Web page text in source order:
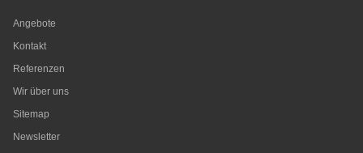
Angebote
Kontakt
Referenzen
Wir über uns
Sitemap
Newsletter